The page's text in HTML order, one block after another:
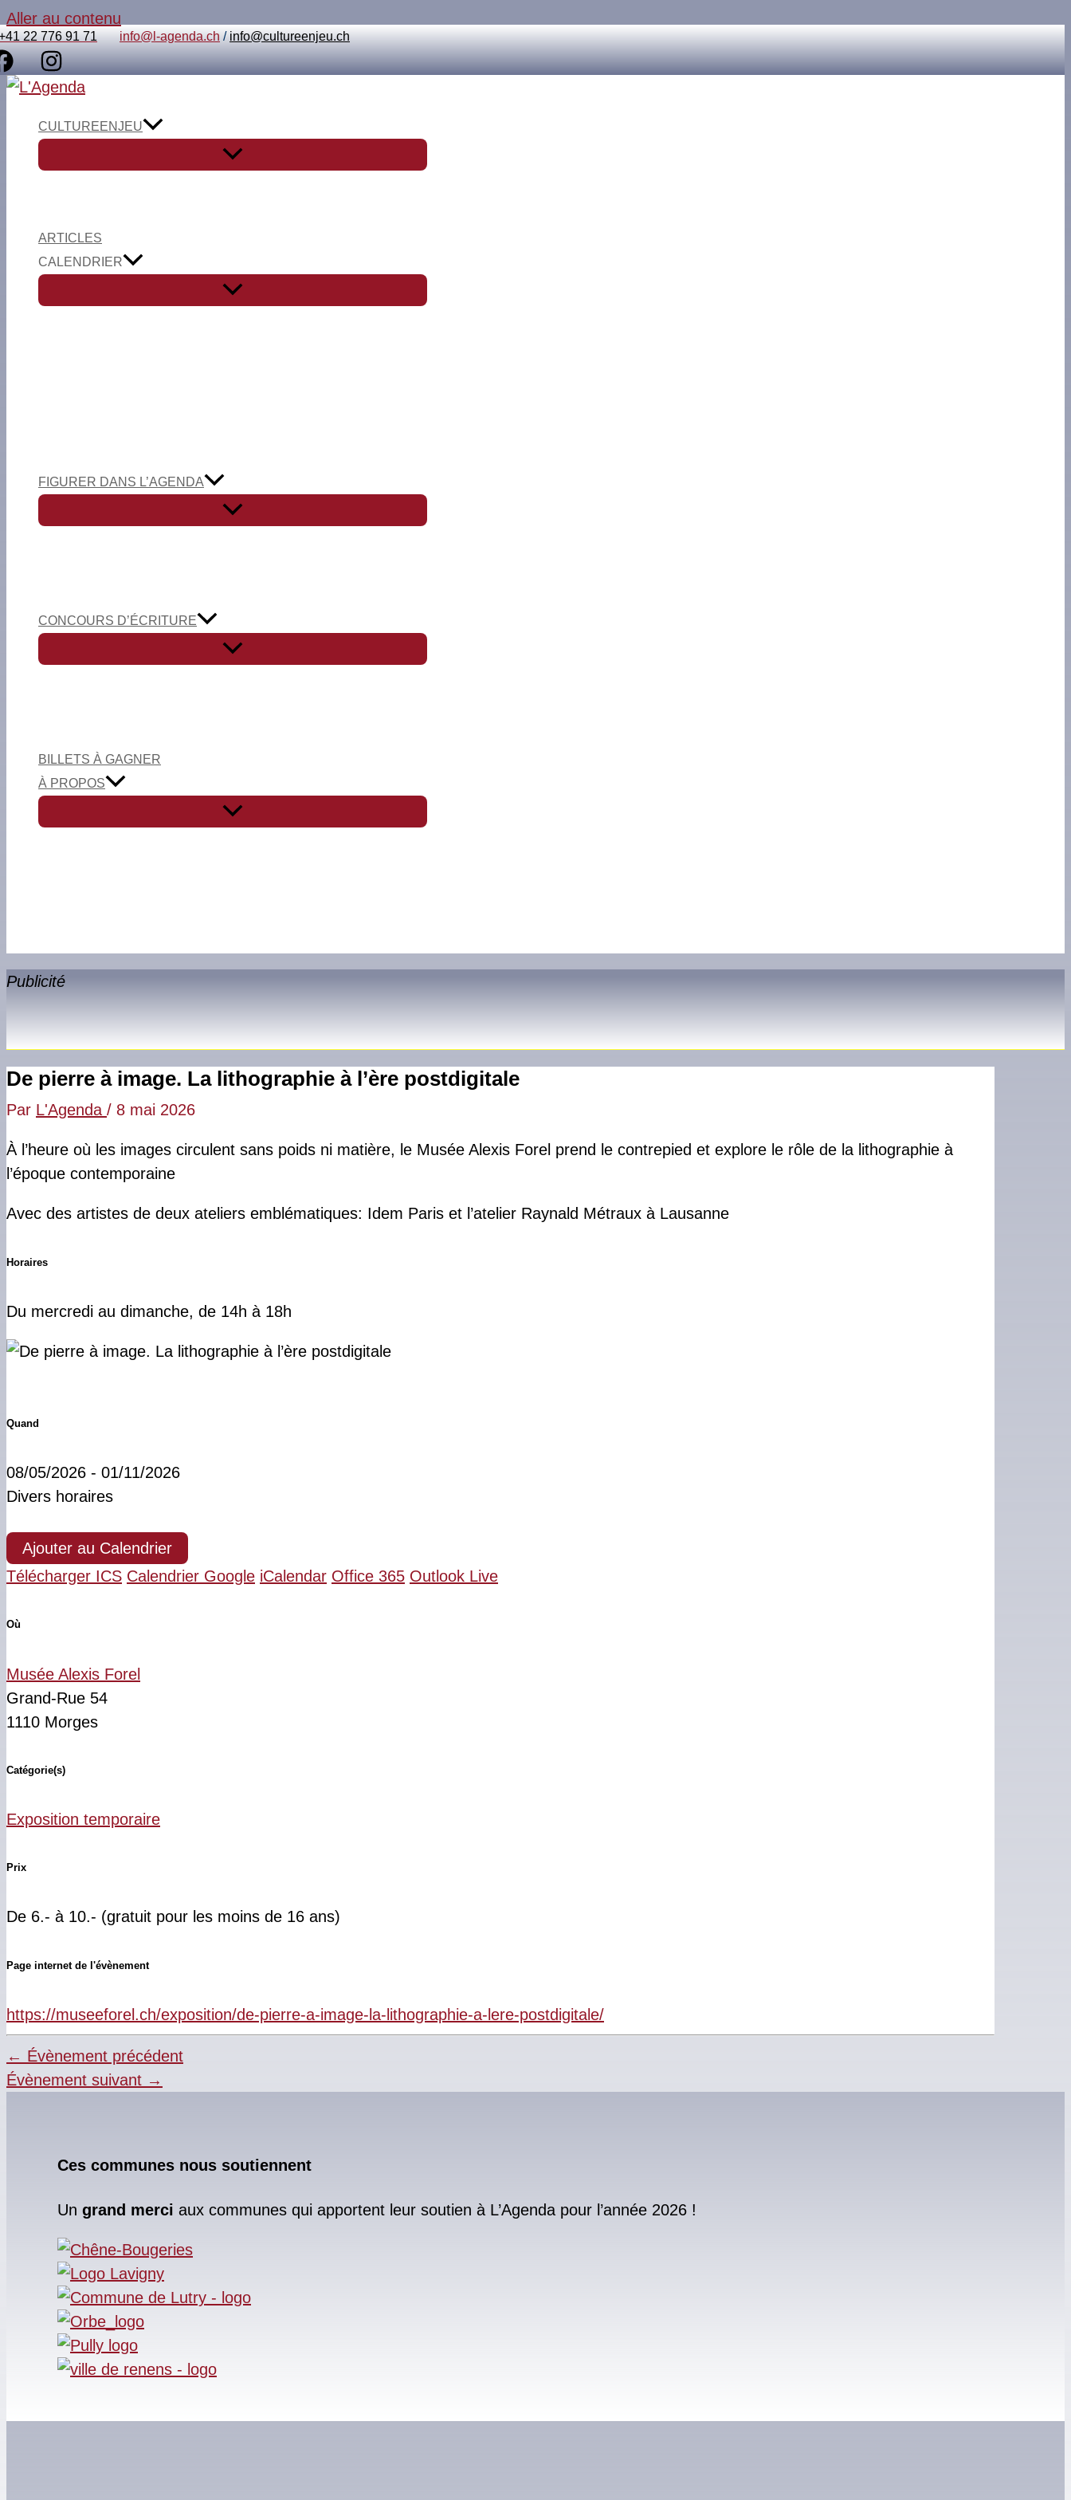
Aller au contenu
22 776 91 71 info@l-agenda.ch/info@cultureenjeu.ch
CULTUREENJEU
ARTICLES
CALENDRIER
FIGURER DANS L’AGENDA
CONCOURS D’ÉCRITURE
BILLETS À GAGNER
À PROPOS
Publicité
De pierre à image. La lithographie à l’ère postdigitale
Par L'Agenda / 8 mai 2026
À l’heure où les images circulent sans poids ni matière, le Musée Alexis Forel prend le contrepied et explore le rôle de la lithographie à
l’époque contemporaine
Avec des artistes de deux ateliers emblématiques: Idem Paris et l’atelier Raynald Métraux à Lausanne
Horaires
Du mercredi au dimanche, de 14h à 18h
Quand
08/05/2026 - 01/11/2026
Divers horaires
Ajouter au Calendrier
Télécharger ICS Calendrier Google iCalendar Office 365 Outlook Live
Où
Musée Alexis Forel
Grand-Rue 54
1110 Morges
Catégorie(s)
Exposition temporaire
Prix
De 6.- à 10.- (gratuit pour les moins de 16 ans)
Page internet de l'évènement
https://museeforel.ch/exposition/de-pierre-a-image-la-lithographie-a-lere-postdigitale/
← Évènement précédent
Évènement suivant →
Ces communes nous soutiennent
Un grand merci aux communes qui apportent leur soutien à L’Agenda pour l’année 2026 !